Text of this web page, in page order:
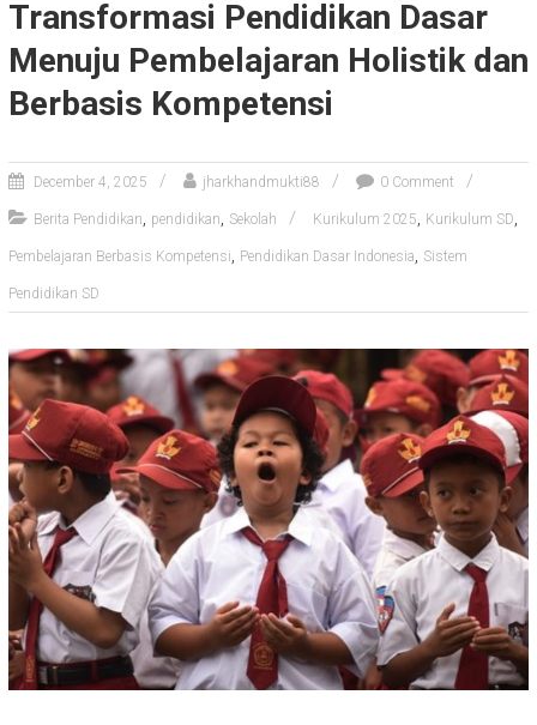
Transformasi Pendidikan Dasar
Menuju Pembelajaran Holistik dan
Berbasis Kompetensi
December 4, 2025 jharkhandmukti88 0 Comment
Berita Pendidikan, pendidikan, Sekolah Kurikulum 2025, Kurikulum SD,
Pembelajaran Berbasis Kompetensi, Pendidikan Dasar Indonesia, Sistem
Pendidikan SD